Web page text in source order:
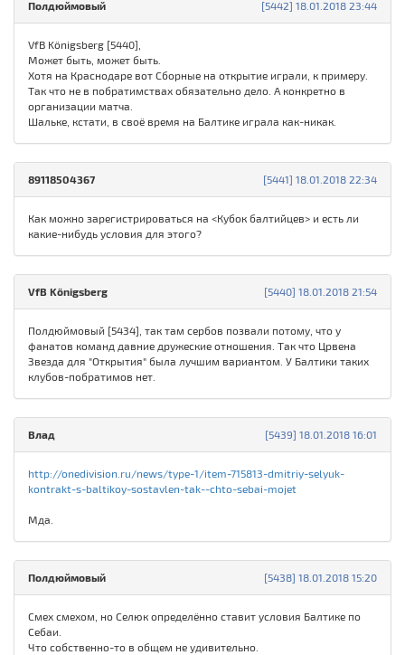
[5442] 18.01.2018 23:44
Полдюймовый
VfB Königsberg [5440],
Может быть, может быть.
Хотя на Краснодаре вот Сборные на открытие играли, к примеру.
Так что не в побратимствах обязательно дело. А конкретно в
организации матча.
Шальке, кстати, в своё время на Балтике играла как-никак.
[5441] 18.01.2018 22:34
89118504367
Как можно зарегистрироваться на <Кубок балтийцев> и есть ли
какие-нибудь условия для этого?
[5440] 18.01.2018 21:54
VfB Königsberg
Полдюймовый [5434], так там сербов позвали потому, что у
фанатов команд давние дружеские отношения. Так что Црвена
Звезда для "Открытия" была лучшим вариантом. У Балтики таких
клубов-побратимов нет.
[5439] 18.01.2018 16:01
Влад
http://onedivision.ru/news/type-1/item-715813-dmitriy-selyuk-
kontrakt-s-baltikoy-sostavlen-tak--chto-sebai-mojet
Мда.
[5438] 18.01.2018 15:20
Полдюймовый
Смех смехом, но Селюк определённо ставит условия Балтике по
Себаи.
Что собственно-то в общем не удивительно.